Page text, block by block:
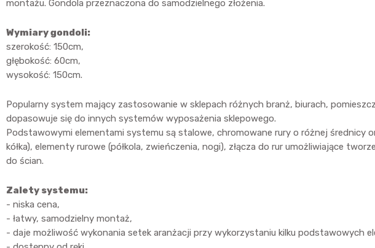
montażu. Gondola przeznaczona do samodzielnego złożenia.
Wymiary gondoli:
szerokość: 150cm,
głębokość: 60cm,
wysokość: 150cm.
Popularny system mający zastosowanie w sklepach różnych branż, biurach,
dopasowuje się do innych systemów wyposażenia sklepowego.
Podstawowymi elementami systemu są stalowe, chromowane rury o różnej średnicy
kółka), elementy rurowe (półkola, zwieńczenia, nogi), złącza do rur umożliwiające
do ścian.
Zalety systemu:
- niska cena,
- łatwy, samodzielny montaż,
- daje możliwość wykonania setek aranżacji przy wykorzystaniu kilku podstawowych